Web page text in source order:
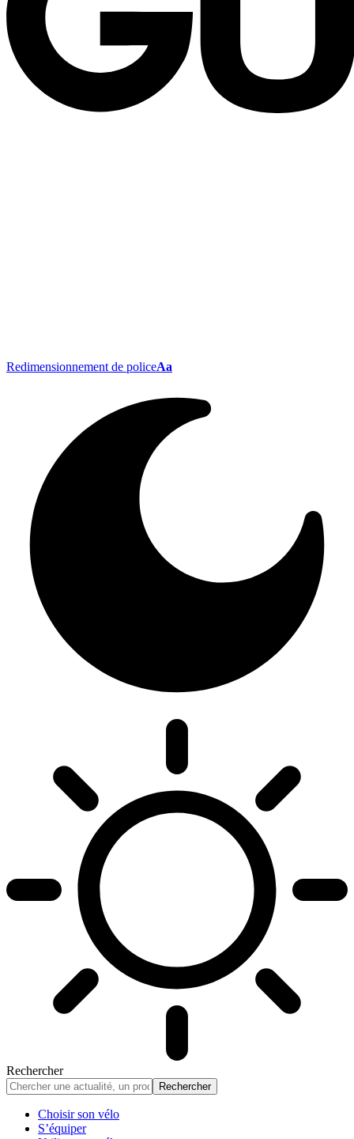
Redimensionnement de policeAa
Rechercher
Choisir son vélo
S’équiper